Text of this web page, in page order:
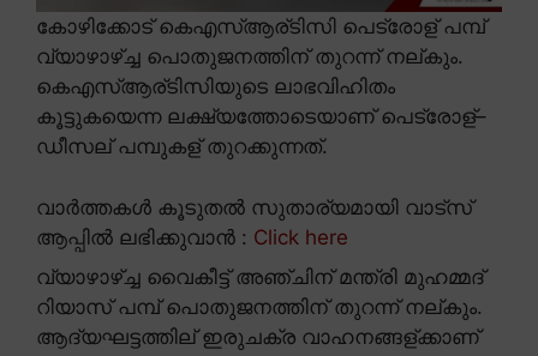
കോഴിക്കോട് കെഎസ്ആര്ടിസി പെട്രോള് പമ്പ്
വ്യാഴാഴ്ച്ച പൊതുജനത്തിന് തുറന്ന് നല്കും.
കെഎസ്ആര്ടിസിയുടെ ലാഭവിഹിതം
കൂട്ടുകയെന്ന ലക്ഷ്യത്തോടെയാണ് പെട്രോള്–
ഡീസല് പമ്പുകള് തുറക്കുന്നത്.
വാർത്തകൾ കൂടുതൽ സുതാര്യമായി വാട്സ്
ആപ്പിൽ ലഭിക്കുവാൻ : Click here
വ്യാഴാഴ്ച്ച വൈകീട്ട് അഞ്ചിന് മന്ത്രി മുഹമ്മദ്
റിയാസ് പമ്പ് പൊതുജനത്തിന് തുറന്ന് നല്കും.
ആദ്യഘട്ടത്തില് ഇരുചക്ര വാഹനങ്ങള്ക്കാണ്